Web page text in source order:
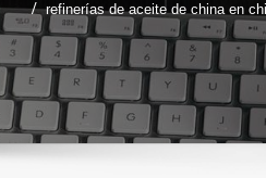
refinerías de aceite de china en